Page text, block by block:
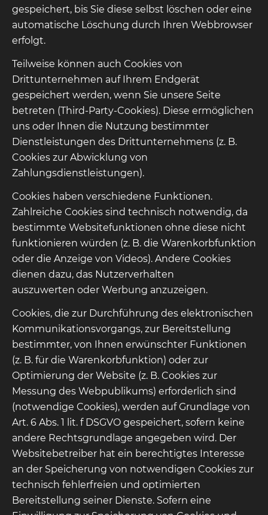
gespeichert, bis Sie diese selbst löschen oder eine
automatische Löschung durch Ihren Webbrowser
erfolgt.
Teilweise können auch Cookies von
Drittunternehmen auf Ihrem Endgerät
gespeichert werden, wenn Sie unsere Seite
betreten (Third-Party-Cookies). Diese ermöglichen
uns oder Ihnen die Nutzung bestimmter
Dienstleistungen des Drittunternehmens (z. B.
Cookies zur Abwicklung von
Zahlungsdienstleistungen).
Cookies haben verschiedene Funktionen.
Zahlreiche Cookies sind technisch notwendig, da
bestimmte Websitefunktionen ohne diese nicht
funktionieren würden (z. B. die Warenkorbfunktion
oder die Anzeige von Videos). Andere Cookies
dienen dazu, das Nutzerverhalten
auszuwerten oder Werbung anzuzeigen.
Cookies, die zur Durchführung des elektronischen
Kommunikationsvorgangs, zur Bereitstellung
bestimmter, von Ihnen erwünschter Funktionen
(z. B. für die Warenkorbfunktion) oder zur
Optimierung der Website (z. B. Cookies zur
Messung des Webpublikums) erforderlich sind
(notwendige Cookies), werden auf Grundlage von
Art. 6 Abs. 1 lit. f DSGVO gespeichert, sofern keine
andere Rechtsgrundlage angegeben wird. Der
Websitebetreiber hat ein berechtigtes Interesse
an der Speicherung von notwendigen Cookies zur
technisch fehlerfreien und optimierten
Bereitstellung seiner Dienste. Sofern eine